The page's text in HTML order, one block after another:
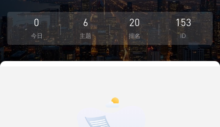
0
今日
6
主题
20
排名
153
ID